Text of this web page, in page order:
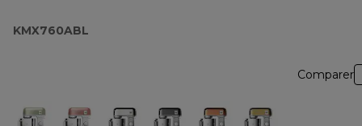
KMX760ABL
Comparer